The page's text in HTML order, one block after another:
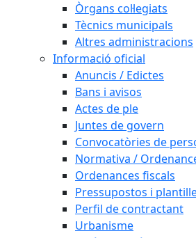
Òrgans col·legiats
Tècnics municipals
Altres administracions
Informació oficial
Anuncis / Edictes
Bans i avisos
Actes de ple
Juntes de govern
Convocatòries de
Normativa /
Ordenances fiscals
Pressupostos i
Perfil de contractant
Urbanisme